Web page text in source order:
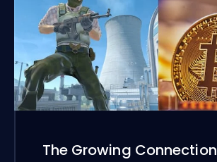
The Growing Connection